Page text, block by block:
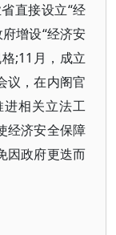
直接设立“经
增设“经济安
;11月，成立
议，在内阁官
相关立法工
经济安全保障
因政府更迭而